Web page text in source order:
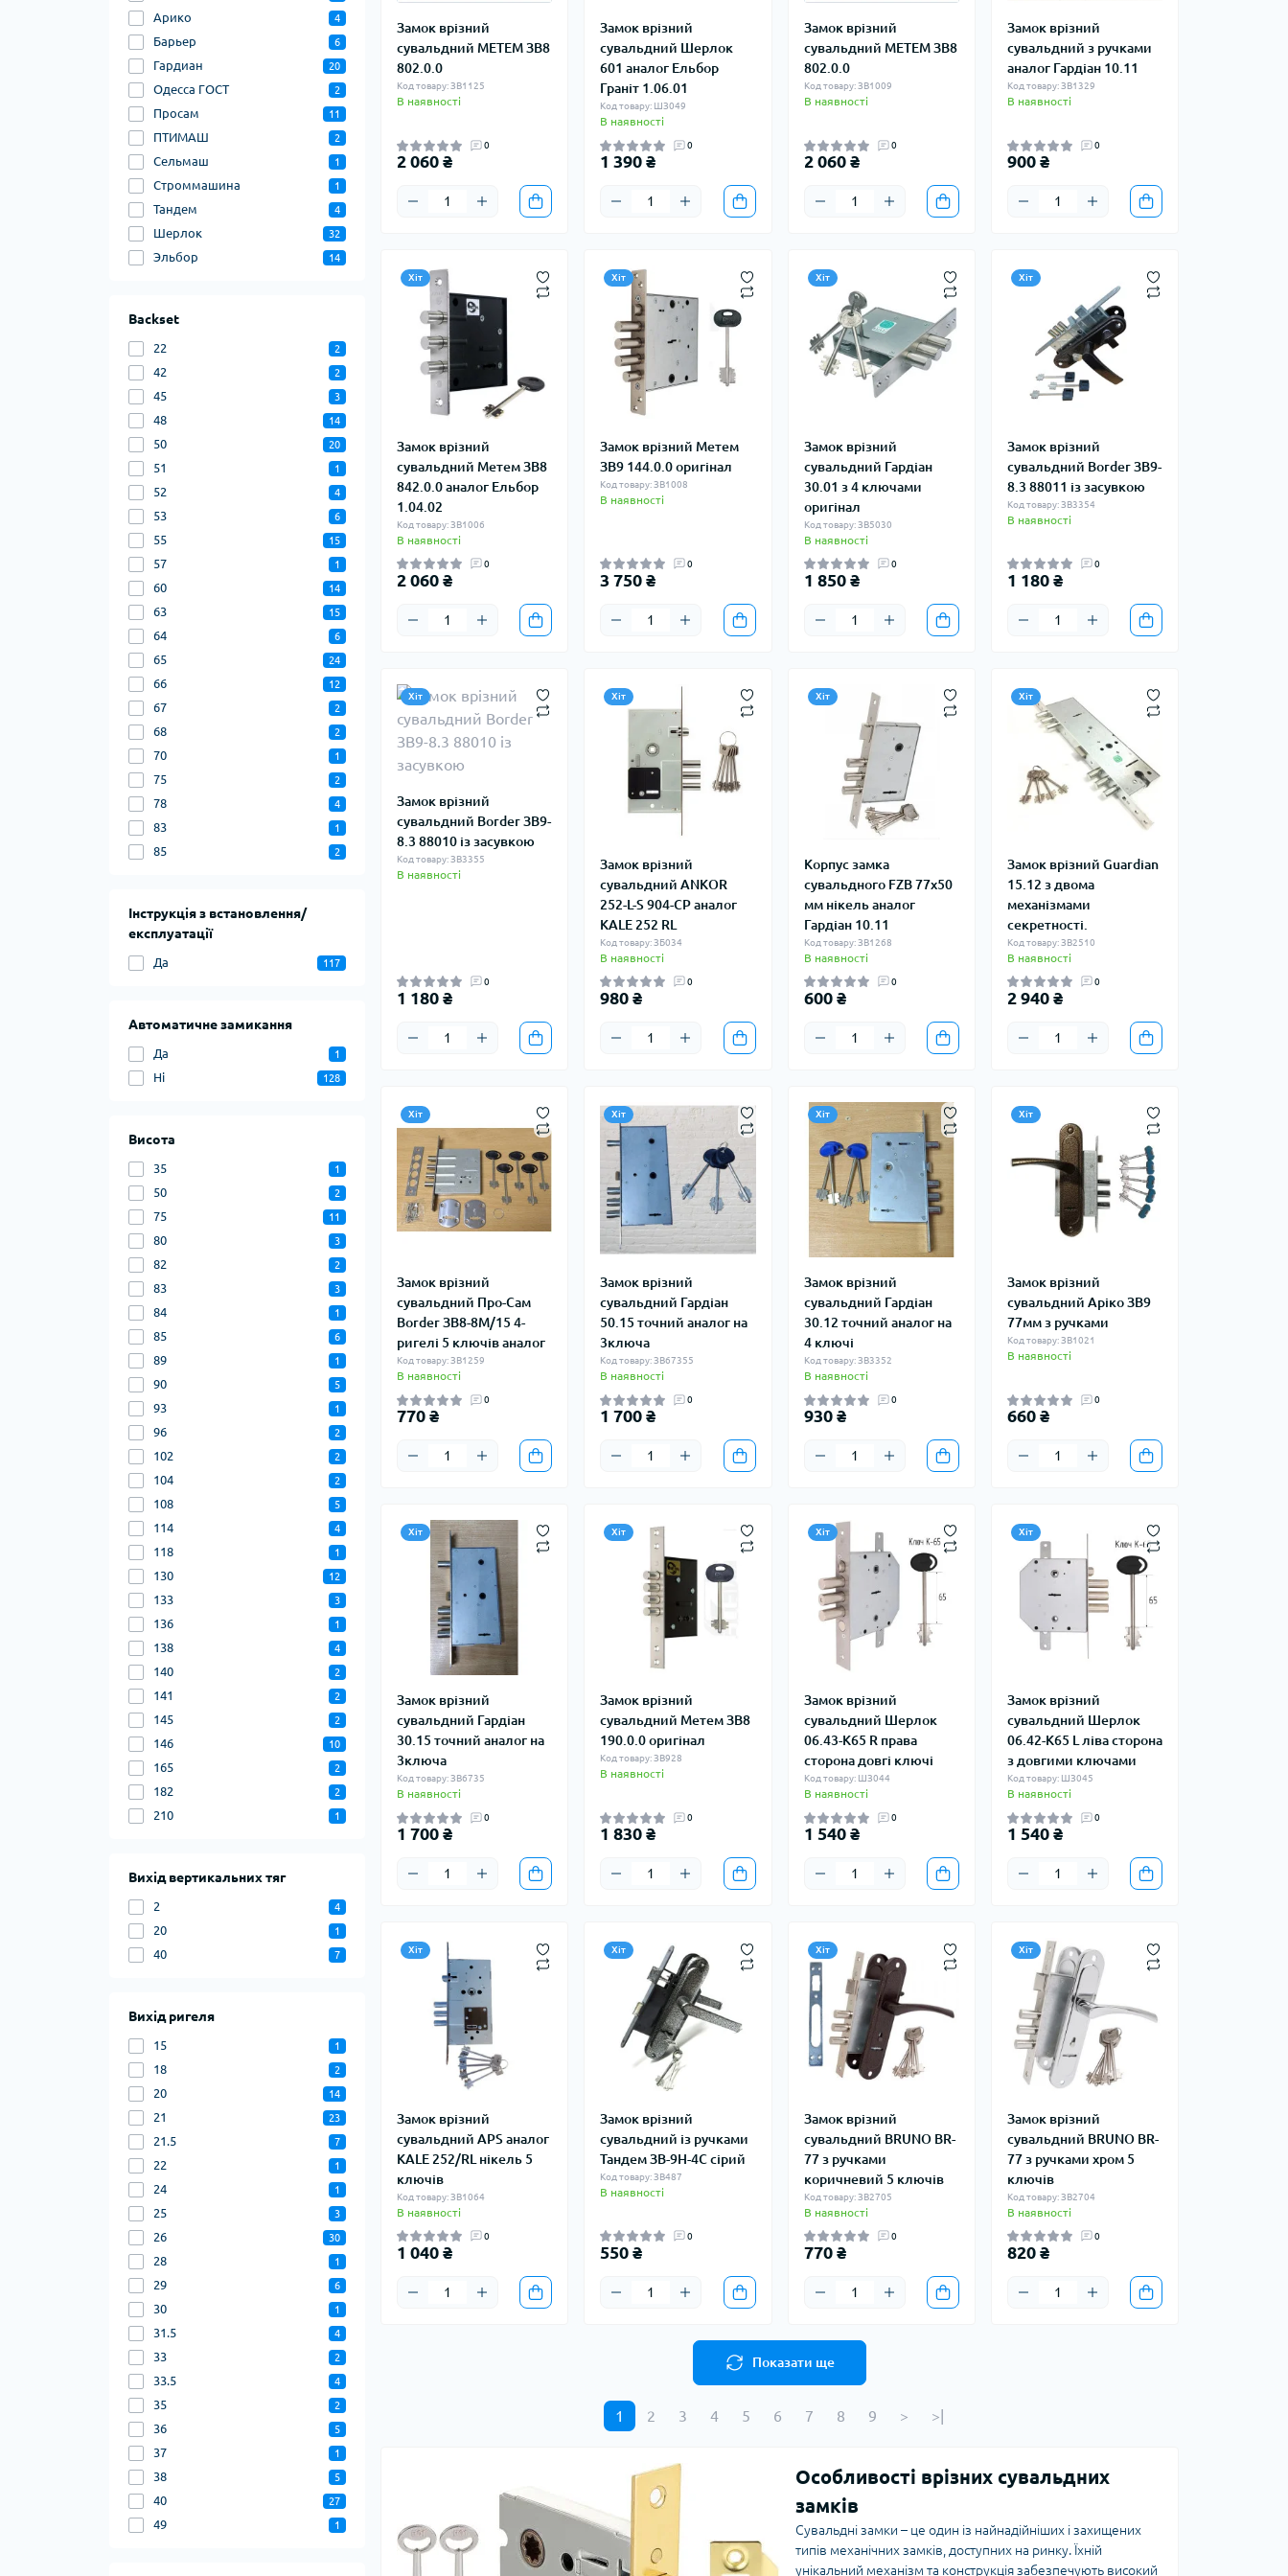
Арико 4
Барьер 6
Гардиан 20
Одесса ГОСТ 2
Просам 11
ПТИМАШ 2
Сельмаш 1
Строммашина 1
Тандем 4
Шерлок 32
Эльбор 14
Backset
22 2
42 2
45 3
48 14
50 20
51 1
52 4
53 6
55 15
57 1
60 14
63 15
64 6
65 24
66 12
67 2
68 2
70 1
75 2
78 4
83 1
85 2
Інструкція з встановлення/
експлуатації
Да 117
Автоматичне замикання
Да 1
Ні 128
Висота
35 1
50 2
75 11
80 3
82 2
83 3
84 1
85 6
89 1
90 5
93 1
96 2
102 2
104 2
108 5
114 4
118 1
130 12
133 3
136 1
138 4
140 2
141 2
145 2
146 10
165 2
182 2
210 1
Вихід вертикальних тяг
2 4
20 1
40 7
Вихід ригеля
15 1
18 2
20 14
21 23
21.5 7
22 1
24 1
25 3
26 30
28 1
29 6
30 1
31.5 4
33 2
33.5 4
35 2
36 5
37 1
38 5
40 27
49 1
Замок врізний
сувальдний МЕТЕМ ЗВ8
802.0.0
Код товару: ЗВ1125
В наявності
0
2 060 ₴
Замок врізний
сувальдний Шерлок
601 аналог Ельбор
Граніт 1.06.01
Код товару: ШЗ049
В наявності
0
1 390 ₴
Замок врізний
сувальдний МЕТЕМ ЗВ8
802.0.0
Код товару: ЗВ1009
В наявності
0
2 060 ₴
Замок врізний
сувальдний з ручками
аналог Гардіан 10.11
Код товару: ЗВ1329
В наявності
0
900 ₴
Хіт
Замок врізний
сувальдний Метем ЗВ8
842.0.0 аналог Ельбор
1.04.02
Код товару: ЗВ1006
В наявності
0
2 060 ₴
Хіт
Замок врізний Метем
ЗВ9 144.0.0 оригінал
Код товару: ЗВ1008
В наявності
0
3 750 ₴
Хіт
Замок врізний
сувальдний Гардіан
30.01 з 4 ключами
оригінал
Код товару: ЗВ5030
В наявності
0
1 850 ₴
Хіт
Замок врізний
сувальдний Border ЗВ9-
8.3 88011 із засувкою
Код товару: ЗВ3354
В наявності
0
1 180 ₴
Хіт
Замок врізний
сувальдний Border ЗВ9-
8.3 88010 із засувкою
Код товару: ЗВ3355
В наявності
0
1 180 ₴
Хіт
Замок врізний
сувальдний ANKOR
252-L-S 904-CP аналог
KALE 252 RL
Код товару: ЗБ034
В наявності
0
980 ₴
Хіт
Корпус замка
сувальдного FZB 77х50
мм нікель аналог
Гардіан 10.11
Код товару: ЗВ1268
В наявності
0
600 ₴
Хіт
Замок врізний Guardian
15.12 з двома
механізмами
секретності.
Код товару: ЗВ2510
В наявності
0
2 940 ₴
Хіт
Замок врізний
сувальдний Про-Сам
Border ЗВ8-8М/15 4-
ригелі 5 ключів аналог
Код товару: ЗВ1259
В наявності
0
770 ₴
Хіт
Замок врізний
сувальдний Гардіан
50.15 точний аналог на
3ключа
Код товару: ЗВ67355
В наявності
0
1 700 ₴
Хіт
Замок врізний
сувальдний Гардіан
30.12 точний аналог на
4 ключі
Код товару: ЗВ3352
В наявності
0
930 ₴
Хіт
Замок врізний
сувальдний Аріко ЗВ9
77мм з ручками
Код товару: ЗВ1021
В наявності
0
660 ₴
Хіт
Замок врізний
сувальдний Гардіан
30.15 точний аналог на
3ключа
Код товару: ЗВ6735
В наявності
0
1 700 ₴
Хіт
Замок врізний
сувальдний Метем ЗВ8
190.0.0 оригінал
Код товару: ЗВ928
В наявності
0
1 830 ₴
Хіт
Замок врізний
сувальдний Шерлок
06.43-K65 R права
сторона довгі ключі
Код товару: ШЗ044
В наявності
0
1 540 ₴
Хіт
Замок врізний
сувальдний Шерлок
06.42-K65 L ліва сторона
з довгими ключами
Код товару: ШЗ045
В наявності
0
1 540 ₴
Хіт
Замок врізний
сувальдний APS аналог
KALE 252/RL нікель 5
ключів
Код товару: ЗВ1064
В наявності
0
1 040 ₴
Хіт
Замок врізний
сувальдний із ручками
Тандем ЗВ-9Н-4С сірий
Код товару: ЗВ487
В наявності
0
550 ₴
Хіт
Замок врізний
сувальдний BRUNO BR-
77 з ручками
коричневий 5 ключів
Код товару: ЗВ2705
В наявності
0
770 ₴
Хіт
Замок врізний
сувальдний BRUNO BR-
77 з ручками хром 5
ключів
Код товару: ЗВ2704
В наявності
0
820 ₴
Показати ще
1 2 3 4 5 6 7 8 9 > >|
Особливості врізних сувальдних
замків
Сувальдні замки – це один із найнадійніших і захищених
типів механічних замків, доступних на ринку. Їхній
унікальний механізм та конструкція забезпечують високий